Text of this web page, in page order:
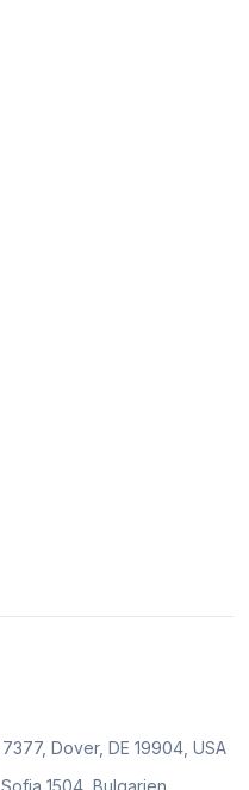
Dover, DE 19904, USA
1504, Bulgarien